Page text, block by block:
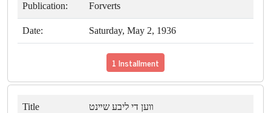
Publication: Forverts
Date: Saturday, May 2, 1936
1 Installment
Title
װען די ליבע שײנט